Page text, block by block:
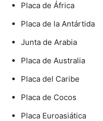
Placa de África
Placa de la Antártida
Junta de Arabia
Placa de Australia
Placa del Caribe
Placa de Cocos
Placa Euroasiática